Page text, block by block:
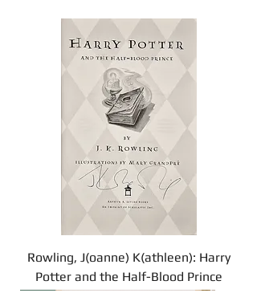
Rowling, J(oanne) K(athleen): Harry
Potter and the Half-Blood Prince